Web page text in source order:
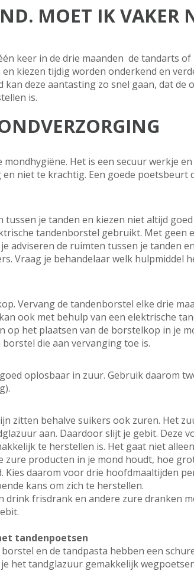
MOET IK VAKER
keer in de drie maanden de tandarts
kiezen tijdig worden onderkend en
deze aantasting zo snel gaan, dat de
is.
Het is een secuur werkje
niet te krachtig. Een goede poetsbeurt
je tanden en kiezen niet altijd
tandenborstel gebruikt. Met geen
adviseren de ruimten tussen je tanden
Vraag je behandelaar welk hulpmiddel
Vervang de tandenborstel elke drie
ook met behulp van een elektrische
het plaatsen van de borstelkop in je
die aan vervanging toe is.
oplosbaar in zuur. Gebruik daarom
zitten behalve suikers ook zuren. Het
aan. Daardoor slijt je gebit. Deze
te herstellen is. Het gaat niet
producten in je mond houdt, hoe
daarom voor drie hoofdmaaltijden
kans om zich te herstellen.
frisdrank en andere zure dranken
tandenpoetsen
en de tandpasta hebben een
het tandglazuur gemakkelijk